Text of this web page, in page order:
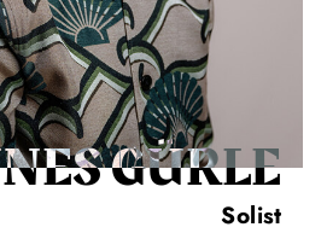
GÜRLE
Solist